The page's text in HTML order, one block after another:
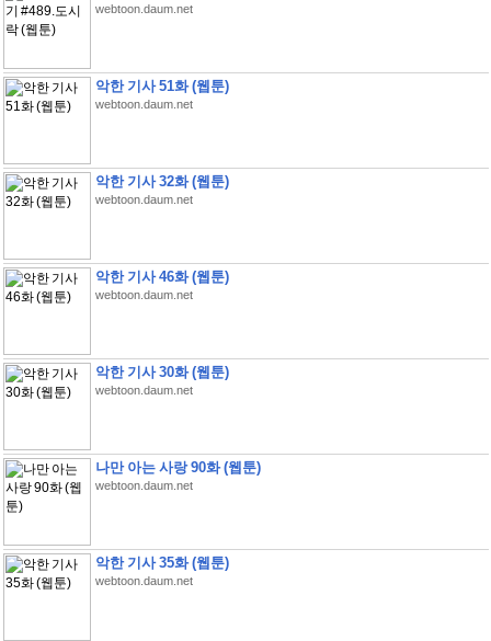
webtoon.daum.net
악한 기사 51화 (웹툰)
webtoon.daum.net
악한 기사 32화 (웹툰)
webtoon.daum.net
악한 기사 46화 (웹툰)
webtoon.daum.net
악한 기사 30화 (웹툰)
webtoon.daum.net
나만 아는 사랑 90화 (웹툰)
webtoon.daum.net
악한 기사 35화 (웹툰)
webtoon.daum.net